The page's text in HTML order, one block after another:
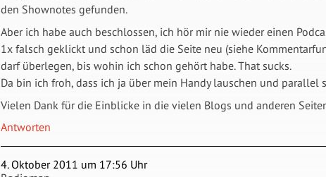
den Shownotes gefunden.
Aber ich habe auch beschlossen, ich hör mir nie wieder einen
1x falsch geklickt und schon läd die Seite neu (siehe
darf überlegen, bis wohin ich schon gehört habe. That sucks.
Da bin ich froh, dass ich ja über mein Handy lauschen und parallel
Vielen Dank für die Einblicke in die vielen Blogs und anderen
Antworten
4. Oktober 2011 um 17:56 Uhr